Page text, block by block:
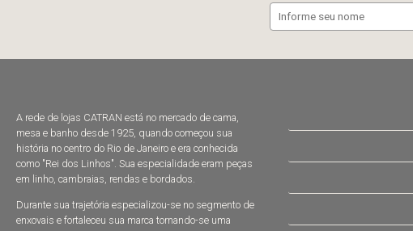
A rede de lojas CATRAN está no mercado de cama,
mesa e banho desde 1925, quando começou sua
história no centro do Rio de Janeiro e era conhecida
como "Rei dos Linhos". Sua especialidade eram peças
em linho, cambraias, rendas e bordados.
Durante sua trajetória especializou-se no segmento de
enxovais e fortaleceu sua marca tornando-se uma